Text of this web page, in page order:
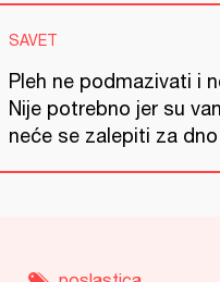
SAVET
Pleh ne podmazivati i
Nije potrebno jer su
neće se zalepiti za dno